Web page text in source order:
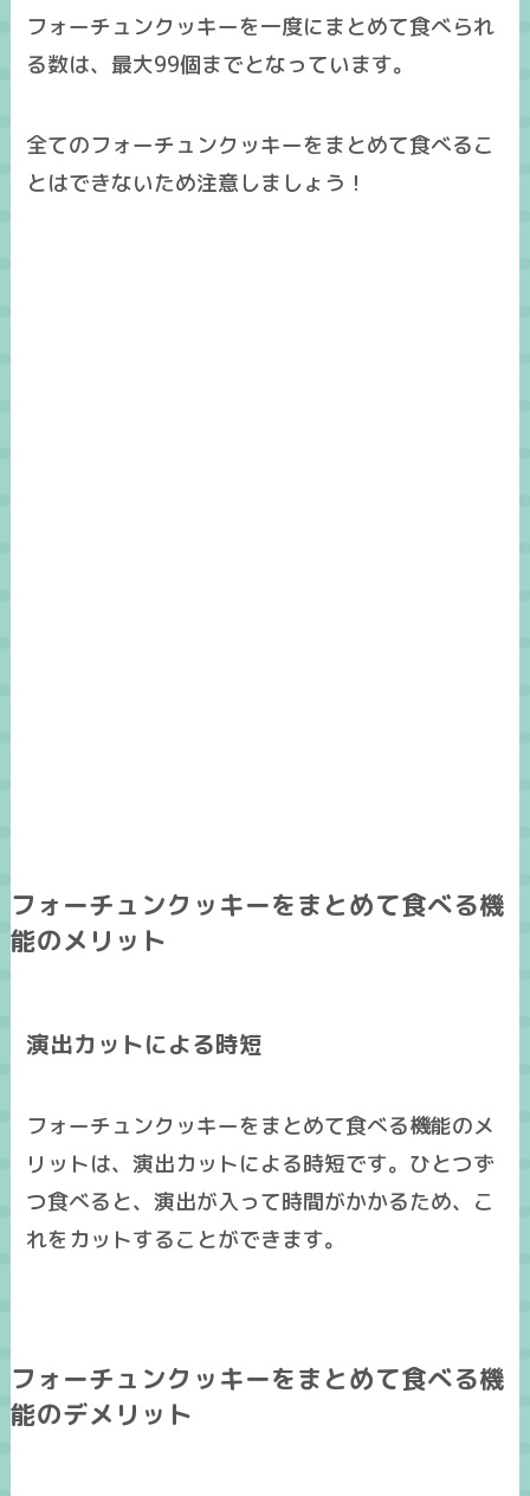
フォーチュンクッキーを一度にまとめて食べられ
る数は、 最大99個までとなっています。
全てのフォーチュンクッキーをまとめて食べるこ
とはできないため注意しましょう！
フォーチュンクッキーをまとめて食べる機
能のメリット
演出カットによる時短
フォーチュンクッキーをまとめて食べる機能のメ
リットは、演出カットによる時短です。ひとつず
つ食べると、演出が入って時間がかかるため、こ
れをカットすることができます。
フォーチュンクッキーをまとめて食べる機
能のデメリット